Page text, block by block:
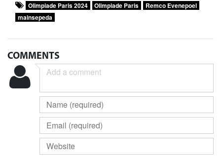
Olimpiade Paris 2024 Olimpiade Paris
Remco Evenepoel
mainsepeda
COMMENTS